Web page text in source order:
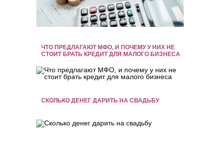
ЧТО ПРЕДЛАГАЮТ МФО, И ПОЧЕМУ У НИХ НЕ
СТОИТ БРАТЬ КРЕДИТ ДЛЯ МАЛОГО БИЗНЕСА
СКОЛЬКО ДЕНЕГ ДАРИТЬ НА СВАДЬБУ